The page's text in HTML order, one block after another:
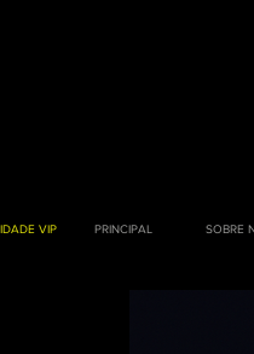
VIP PRINCIPAL SOBRE